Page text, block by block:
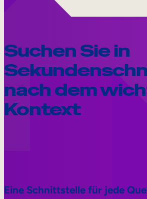
Suchen Sie in
nach dem
Kontext
Eine Schnittstelle für jede